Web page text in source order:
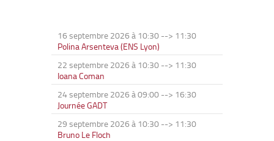
16 septembre 2026 à 10:30 --> 11:30
Polina Arsenteva (ENS Lyon)
22 septembre 2026 à 10:30 --> 11:30
Ioana Coman
24 septembre 2026 à 09:00 --> 16:30
Journée GADT
29 septembre 2026 à 10:30 --> 11:30
Bruno Le Floch